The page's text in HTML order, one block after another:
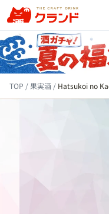
TOP 果実酒 Hatsukoi no